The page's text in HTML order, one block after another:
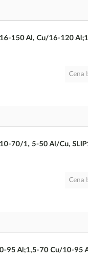
150 Al, Cu/16-120
Cena
70/1, 5-50 Al/Cu,
Cena
95 Al;1,5-70 Cu/10-95